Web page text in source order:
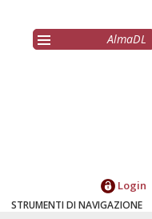
AlmaDL
Login
STRUMENTI DI NAVIGAZIONE